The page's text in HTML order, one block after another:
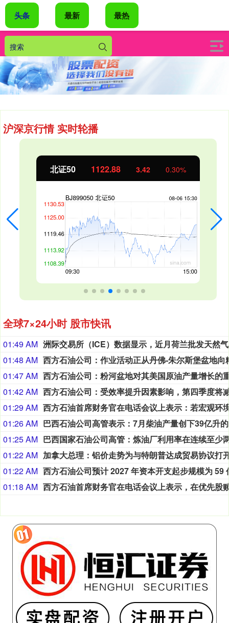
沪深京行情 实时轮播
北证50 1122.88 3.42 0.30%
全球7×24小时 股市快讯
01:49 AM
01:48 AM
01:47 AM
01:42 AM
01:29 AM
01:26 AM
01:25 AM
01:22 AM
01:22 AM
01:18 AM
头条 最新 最热